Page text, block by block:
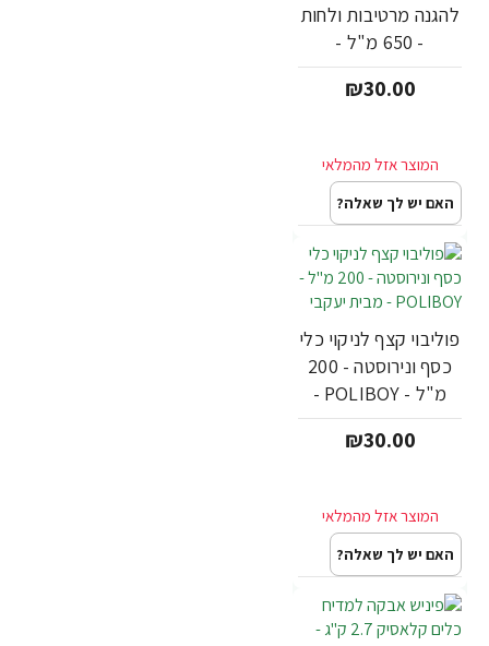
להגנה מרטיבות ולחות
- 650 מ"ל -
CARBONA - מבית
יעקבי
₪30.00
האם יש לך שאלה?
פוליבוי קצף לניקוי כלי
כסף ונירוסטה - 200
מ"ל - POLIBOY -
מבית יעקבי
₪30.00
האם יש לך שאלה?